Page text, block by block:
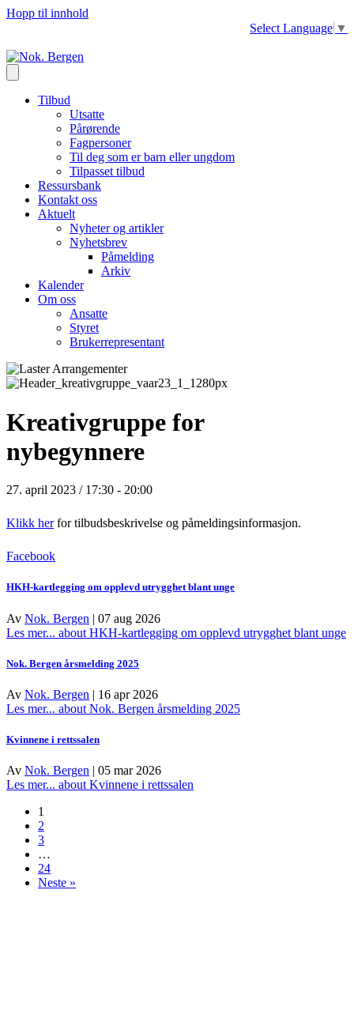
Hopp til innhold
Select Language ▼
Tilbud
Utsatte
Pårørende
Fagpersoner
Til deg som er barn eller ungdom
Tilpasset tilbud
Ressursbank
Kontakt oss
Aktuelt
Nyheter og artikler
Nyhetsbrev
Påmelding
Arkiv
Kalender
Om oss
Ansatte
Styret
Brukerrepresentant
Kreativgruppe for
nybegynnere
27. april 2023 / 17:30 - 20:00
Klikk herfor tilbudsbeskrivelse og påmeldingsinformasjon.
Facebook
HKH-kartlegging om opplevd utrygghet blant unge
Av Nok. Bergen | 07 aug 2026
Les mer... about HKH-kartlegging om opplevd utrygghet blant unge
Nok. Bergen årsmelding 2025
Av Nok. Bergen | 16 apr 2026
Les mer... about Nok. Bergen årsmelding 2025
Kvinnene i rettssalen
Av Nok. Bergen | 05 mar 2026
Les mer... about Kvinnene i rettssalen
1
2
3
…
24
Neste »